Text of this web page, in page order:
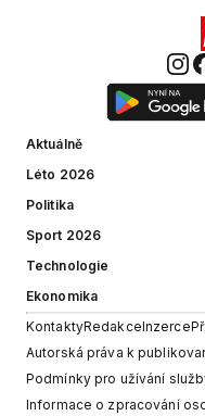
Aktuálně
Léto 2026
Politika
Sport 2026
Technologie
Ekonomika
KontaktyRedakceInzerce
Autorská práva k
Podmínky pro užívání
Informace o zpracování